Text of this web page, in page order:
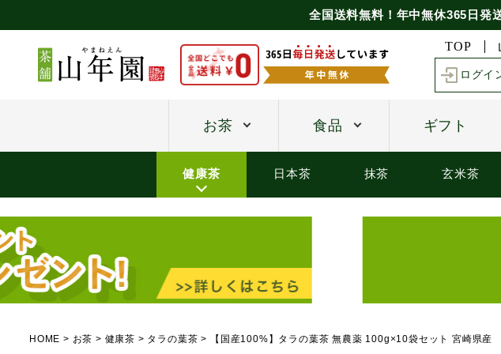
全国送料無料！年中無休365日発
TOP
ログイ
お茶 食品 ギフト
健康茶 日本茶 抹茶 玄米茶
HOME お茶 健康茶 タラの葉茶 【国産100%】タラの葉茶 無農薬 100g×10袋セット 宮崎県産